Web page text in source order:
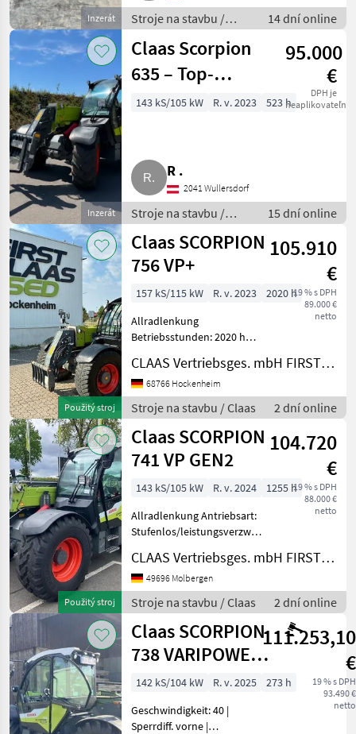
Inzerát
Stroje na stavbu /
Teleskopové
nakladače
14 dní online
Inzerát
Claas Scorpion
635 – Top-
Zustand – nur
95.000
€
DPH je
neaplikovateľné
143 kS/105 kW R. v. 2023 523 h
R .
2041 Wullersdorf
Stroje na stavbu /
Teleskopové
nakladače
15 dní online
Použitý stroj
Claas SCORPION
756 VP+
105.910
€
19 % s DPH
89.000 €
netto
157 kS/115 kW R. v. 2023
2020 h
Allradlenkung
Betriebsstunden: 2020 h
Druckluftbremse
Freisprecheinrichtung
Gesamtgewicht: 10700 kg
Größe Frontbereifung:
500/70 R24 Größe
Heckbereifung
CLAAS Vertriebsges. mbH FIRST CLAAS USED Center Hockenheim
68766 Hockenheim
Stroje na stavbu / Claas 2 dní online
Použitý stroj
Claas SCORPION
741 VP GEN2
104.720
€
19 % s DPH
88.000 €
netto
143 kS/105 kW R. v. 2024
1255 h
Allradlenkung Antriebsart:
Stufenlos/leistungsverzweigt
Bordcomputer Größe
Frontbereifung: 500/70 R 24
Größe Heckbereifung:
500/70 R 24 Handg
CLAAS Vertriebsges. mbH FIRST CLAAS USED Center Molbergen
49696 Molbergen
Stroje na stavbu / Claas 2 dní online
Claas SCORPION
738 VARIPOWER
2
111.253,10
€
19 % s DPH
93.490 €
netto
142 kS/104 kW R. v. 2025
273 h
Geschwindigkeit: 40 |
Sperrdiff. vorne |